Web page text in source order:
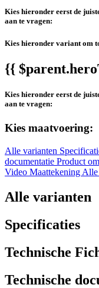
Kies hieronder eerst de
aan te vragen:
Kies hieronder variant om
{{
Kies hieronder eerst de
aan te vragen:
Kies maatvoering:
Alle varianten
documentatie Product
Video Maattekening Alle
Alle varianten
Specificaties
Technische
Technische